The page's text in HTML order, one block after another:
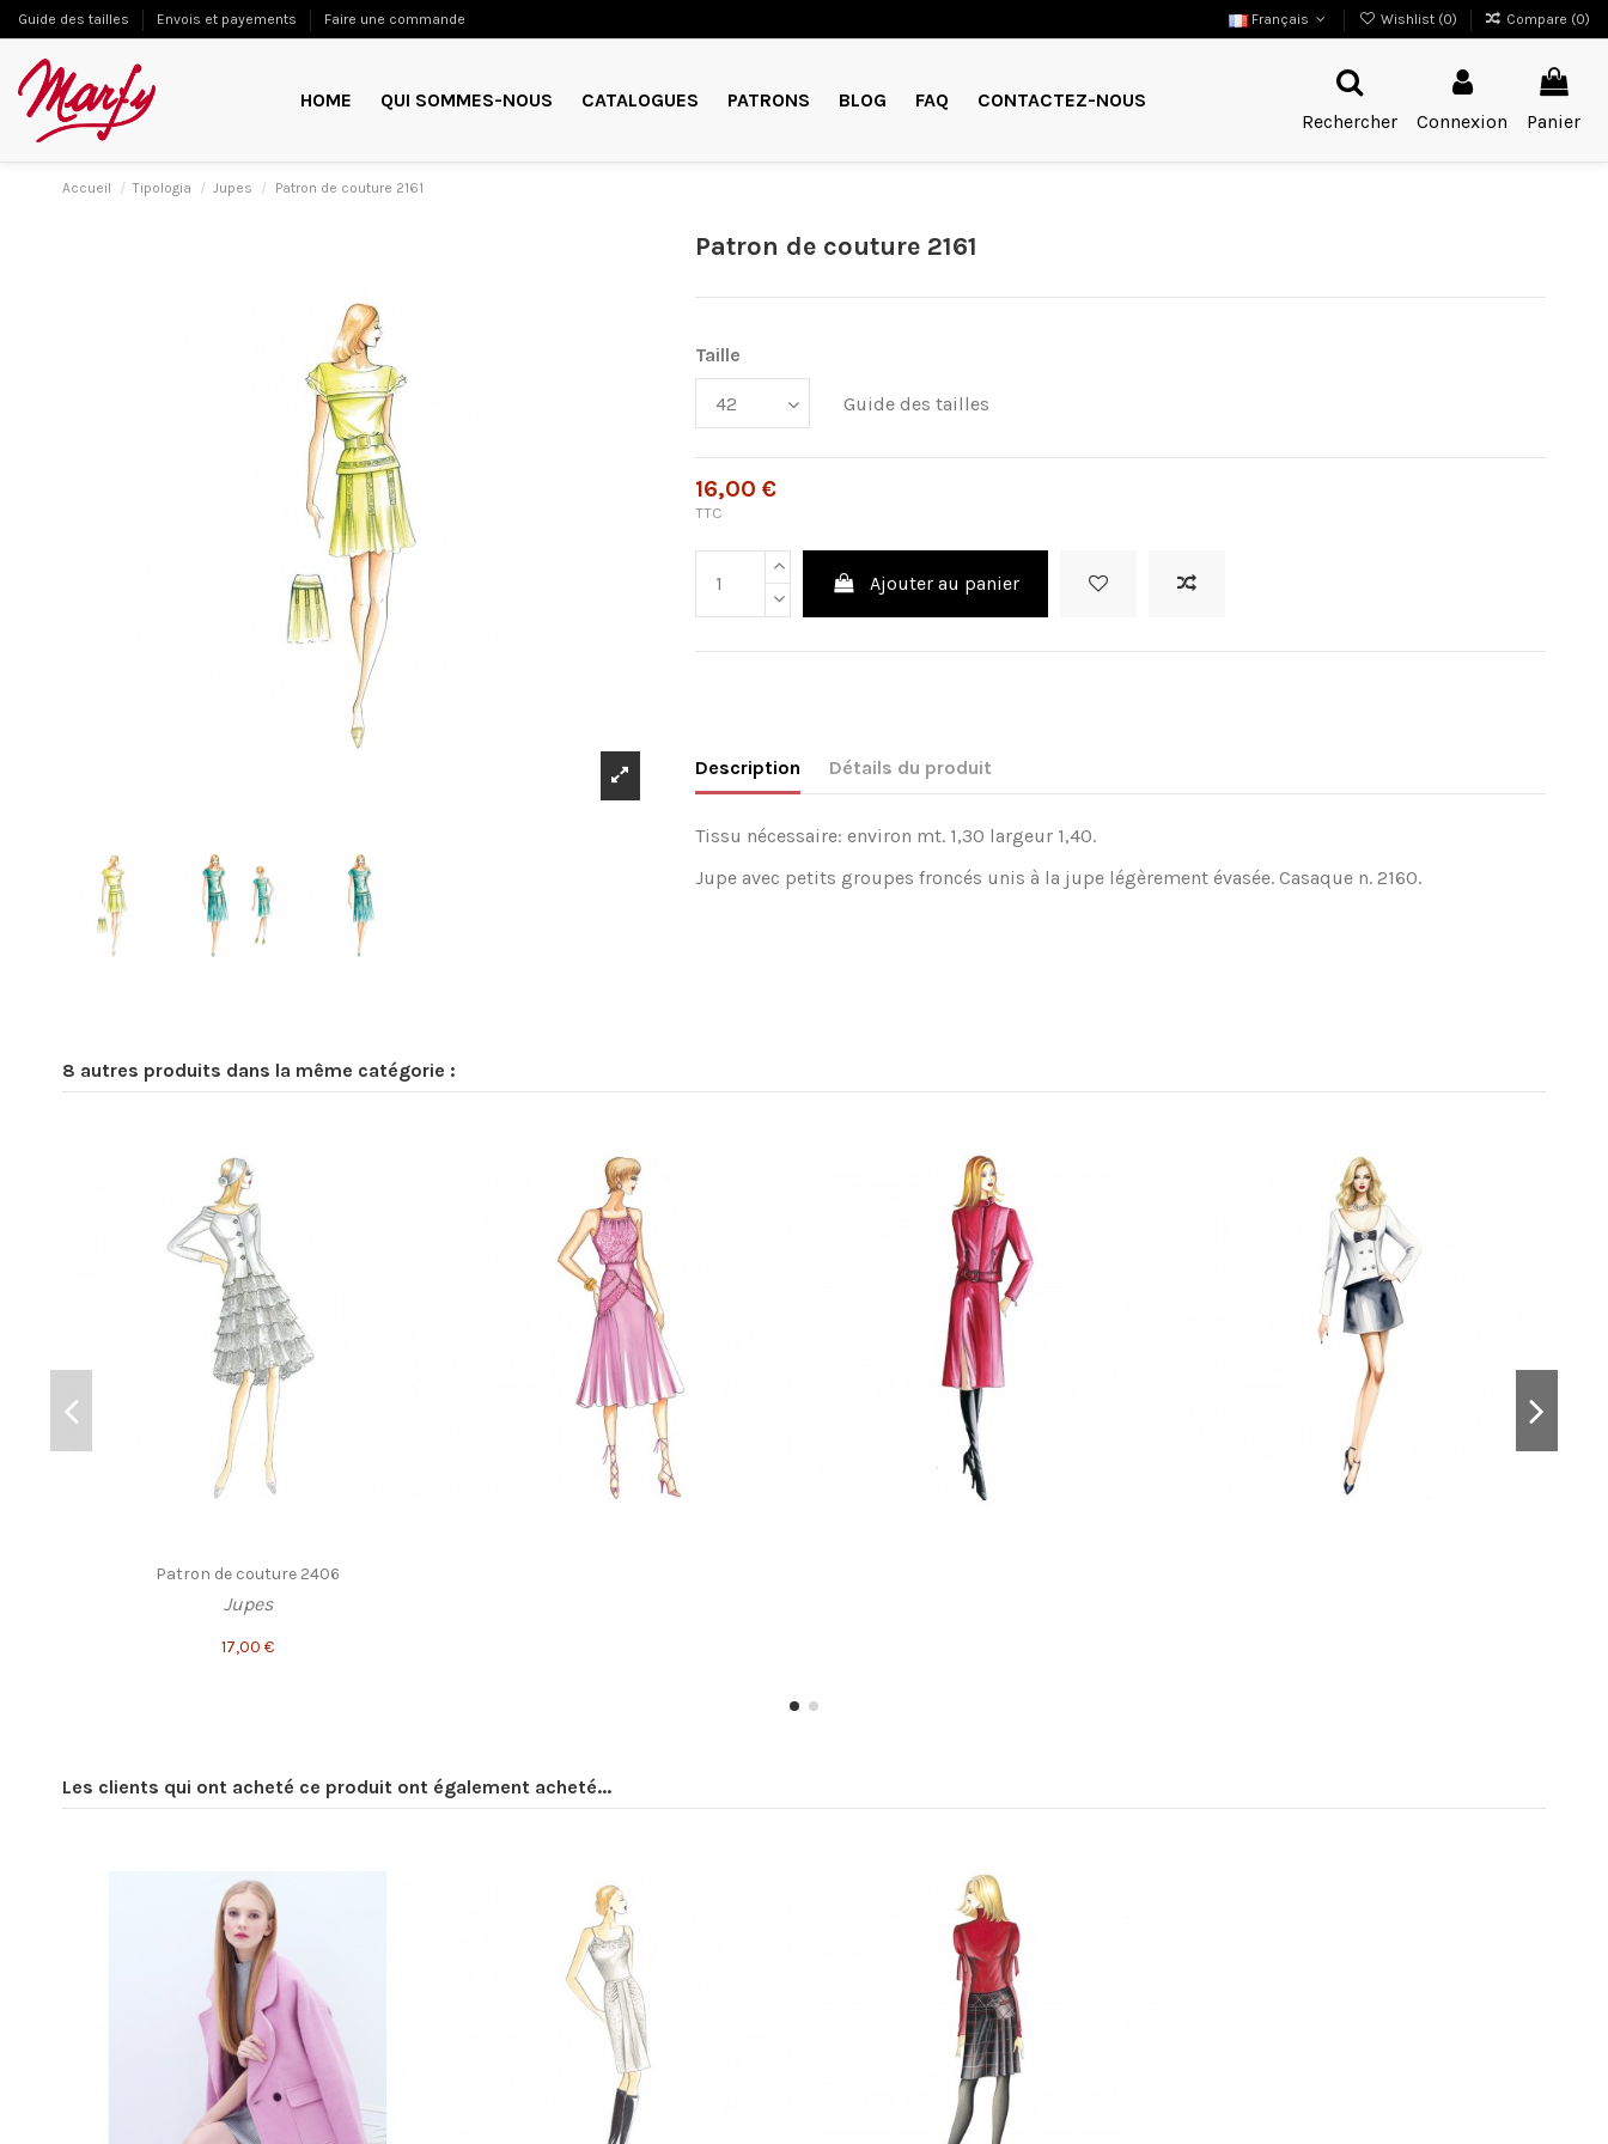
Guide des tailles Envois et payements Faire une commande Français Wishlist (0) Compare (0)
HOME QUI SOMMES-NOUS CATALOGUES PATRONS BLOG FAQ
CONTACTEZ-NOUS
Rechercher
Connexion Panier
Accueil Tipologia Jupes Patron de couture 2161
Patron de couture 2161
Taille
Guide des tailles
16,00 €
TTC
Ajouter au panier
Description Détails du produit
Tissu nécessaire: environ mt. 1,30 largeur 1,40.
Jupe avec petits groupes froncés unis à la jupe légèrement évasée. Casaque n. 2160.
8 autres produits dans la même catégorie :
Patron de couture 2406
Jupes
17,00 €
Les clients qui ont acheté ce produit ont également acheté...